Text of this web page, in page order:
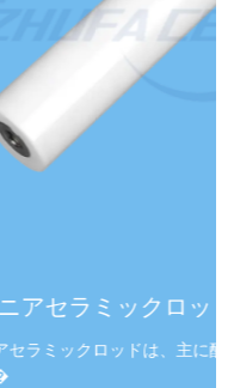
ロッド
主に酸化ジルコニウ